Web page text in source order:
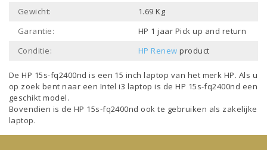
Gewicht:
1.69 Kg
Garantie:
HP 1 jaar Pick up and return
Conditie:
HP Renew product
De HP 15s-fq2400nd is een 15 inch laptop van het merk HP. Als u
op zoek bent naar een Intel i3 laptopis de HP 15s-fq2400nd een
geschikt model.
Bovendien is de HP 15s-fq2400nd ook te gebruiken als zakelijke
laptop.